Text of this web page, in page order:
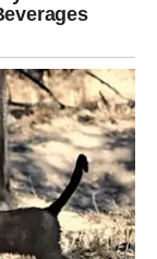
koji vas je
rešenje, a
više
mnogo
upoznati